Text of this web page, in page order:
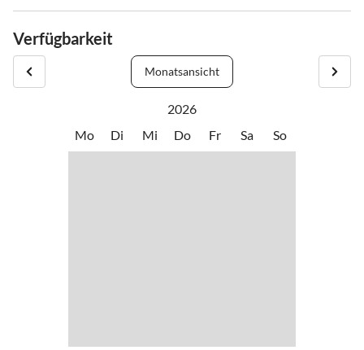
Ankünfte nach 21:00 Uhr. Eine Anleitung für den Zugang zum
Schlüsselsafe wird Ihnen per E-Mail zugesandt. Der Gesamtbetrag
muss im Voraus bezahlt werden.
Verfügbarkeit
Monatsansicht
2026
Mo
Di Mi Do Fr Sa So